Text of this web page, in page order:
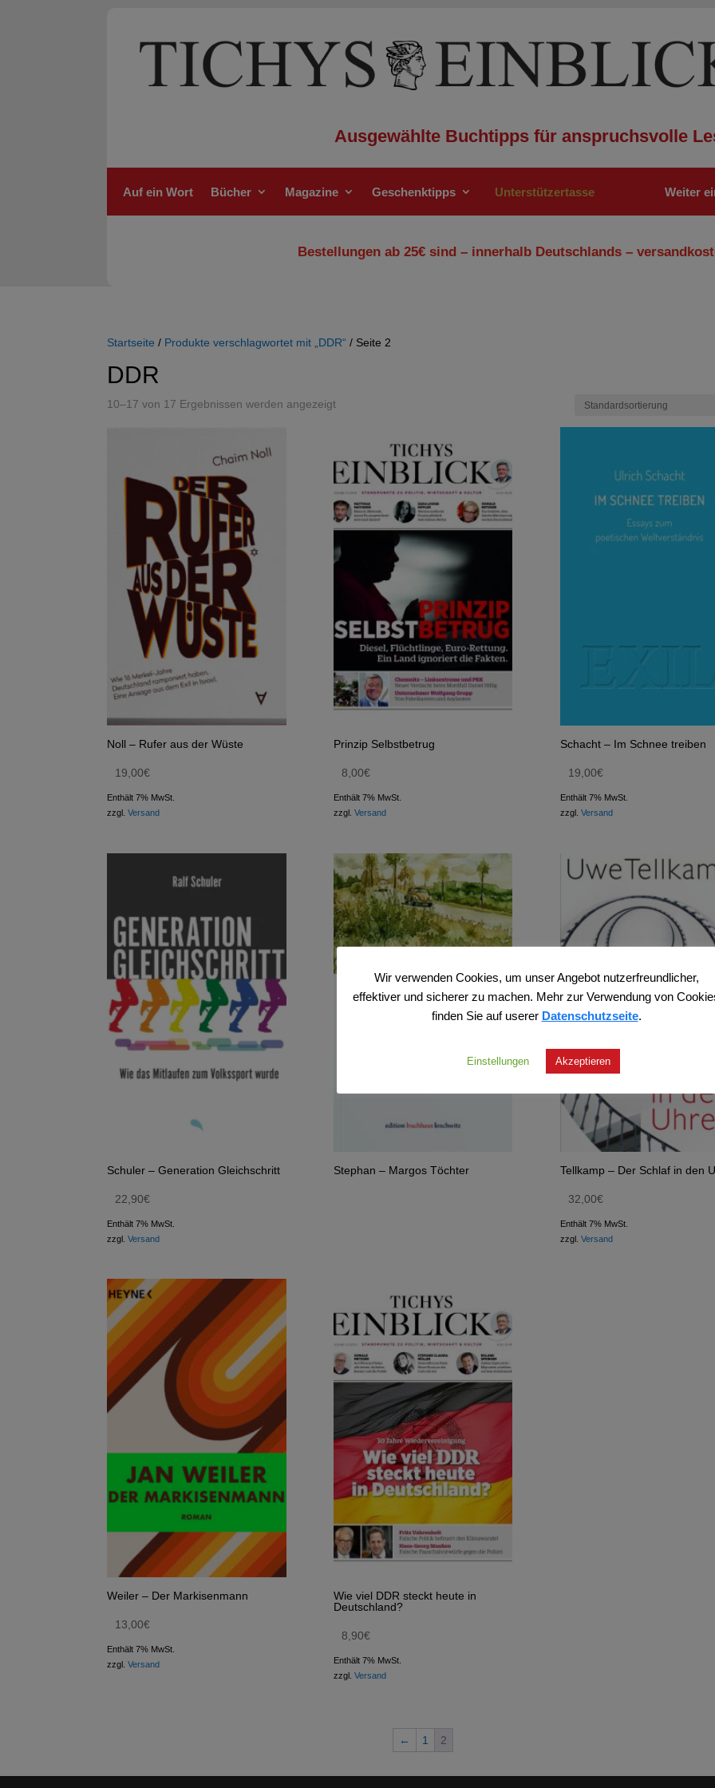
Ausgewählte Buchtipps für anspruchsvolle
Auf ein Wort Bücher Magazine Geschenktipps Unterstützertasse Weiter
Bestellungen ab 25€ sind – innerhalb Deutschlands –
Startseite / Produkte verschlagwortet mit „DDR“ / Seite 2
DDR
10–17 von 17 Ergebnissen werden angezeigt
Noll – Rufer aus der Wüste
19,00€
Enthält 7% MwSt.
zzgl.Versand
Prinzip Selbstbetrug
8,00€
Enthält 7% MwSt.
zzgl. Versand
Schacht – Im Schnee treiben
19,00€
Enthält 7% MwSt.
zzgl. Versand
Schuler – Generation Gleichschritt
22,90€
Enthält 7% MwSt.
zzgl.Versand
Stephan – Margos Töchter
Tellkamp – Der Schlaf in den
32,00€
Enthält 7% MwSt.
zzgl. Versand
Weiler – Der Markisenmann
13,00€
Enthält 7% MwSt.
zzgl.Versand
Wie viel DDR steckt heute in
Deutschland?
8,90€
Enthält 7% MwSt.
zzgl. Versand
← 1 2
Wir verwenden Cookies, um unser Angebot nutzerfreundlicher,
effektiver und sicherer zu machen. Mehr zur Verwendung von
finden Sie auf userer Datenschutzseite.
Einstellungen Akzeptieren